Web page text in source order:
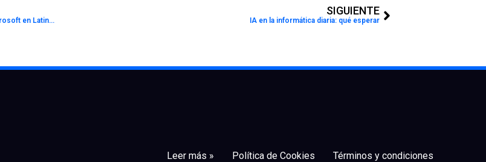
TD SYNNEX Brasil se destaca como el mejor distribuidor de Microsoft en Latinoamérica
SIGUIENTE
IA en la informática diaria: qué esperar
Leer más » Política de Cookies Términos y condiciones